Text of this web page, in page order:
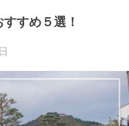
すめ５選！